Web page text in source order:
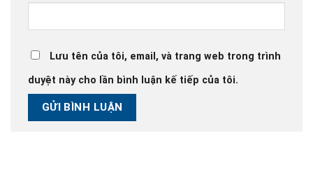
Lưu tên của tôi, email, và trang web trong trình
duyệt này cho lần bình luận kế tiếp của tôi.